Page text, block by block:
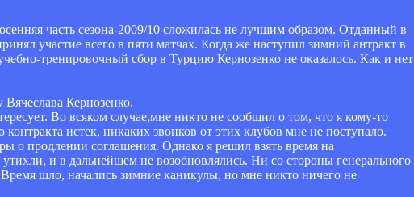
часть сезона-2009/10 сложилась не лучшим образом. Отданный в
участие всего в пяти матчах. Когда же наступил зимний антракт в
тренировочный сбор в Турцию Кернозенко не оказалось. Как и нет
Кернозенко.
Во всяком случае,мне никто не сообщил о том, что я кому-то
истек, никаких звонков от этих клубов мне не поступало.
о продлении соглашения. Однако я решил взять время на
и в дальнейшем не возобновлялись. Ни со стороны генерального
шло, начались зимние каникулы, но мне никто ничего не